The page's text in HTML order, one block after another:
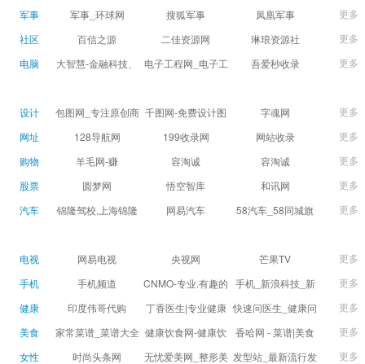
精准赛程赛果及角
育赛果直播|让足球
军事
军事_环球网 搜狐军事 凤凰军事
更多
社区
百信之源 二佳资源网 琳琅资源社
更多
电脑
大智慧-金融科技、
据,投资理财,港股,期
货,股指期货,手机炒
股,股票软件,炒股软
件，免费炒股软
软件,证
电子工程网_电子工
吾爱秒收录
收录
更多
设计
包图网_专注原创商
用设计图片下载，
千图网-免费设计图
片素材网站-正版商
字魂网
更多
网址
128导航网 199收录网 网站收录
更多
购物
羊毛网-赚 容淘诚 容淘诚
更多
股票
圆梦网 悟空智库 和讯网
更多
汽车
锦隆驾校,上海锦隆
网易汽车
58汽车_58同城旗
更多
电视 网易电视 央视网 芒果TV
更多
手机
手机频道
CNMO-专业.有趣的
科技新媒体
手机_新浪科技_新
浪网
更多
健康
印度伟哥代购
丁香医生|专业健康
生活方式平台
快速问医生_健康问
题免费在线咨询专
更多
美食
家常菜谱_菜谱大全
_菜谱家常菜做法大
健康饮食网-健康饮
食食谱_健康饮食小
香哈网 - 菜谱|美食
菜谱|菜谱大全-学做
更多
女性
时尚头条网
无忧爱美网_整形美 发型站_最新流行发
更多